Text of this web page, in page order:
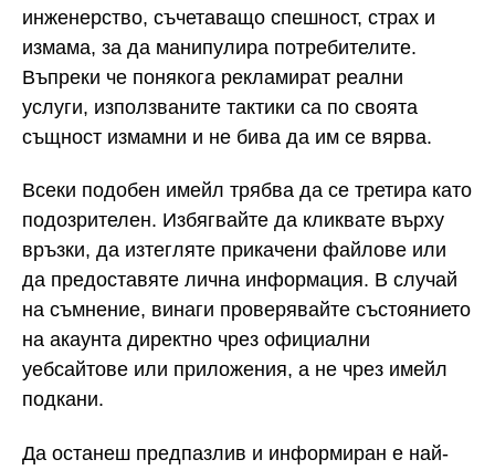
инженерство, съчетаващо спешност, страх и
измама, за да манипулира потребителите.
Въпреки че понякога рекламират реални
услуги, използваните тактики са по своята
същност измамни и не бива да им се вярва.
Всеки подобен имейл трябва да се третира като
подозрителен. Избягвайте да кликвате върху
връзки, да изтегляте прикачени файлове или
да предоставяте лична информация. В случай
на съмнение, винаги проверявайте състоянието
на акаунта директно чрез официални
уебсайтове или приложения, а не чрез имейл
подкани.
Да останеш предпазлив и информиран е най-